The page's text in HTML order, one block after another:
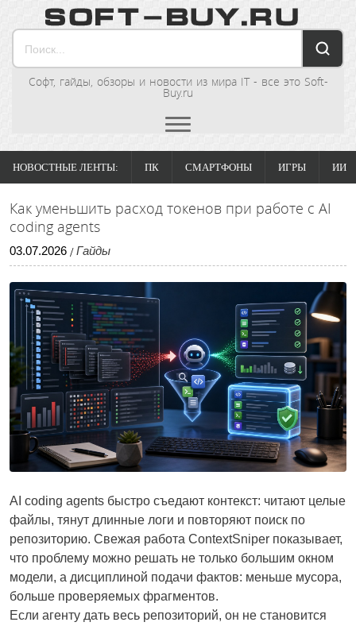
Софт, гайды, обзоры и новости из мира IT - все это Soft-
Buy.ru
НОВОСТНЫЕ ЛЕНТЫ: ПК СМАРТФОНЫ ИГРЫ ИИ
Как уменьшить расход токенов при работе с AI
coding agents
03.07.2026 / Гайды
AI coding agents быстро съедают контекст: читают целые
файлы, тянут длинные логи и повторяют поиск по
репозиторию. Свежая работа ContextSniper показывает,
что проблему можно решать не только большим окном
модели, а дисциплиной подачи фактов: меньше мусора,
больше проверяемых фрагментов.
Если агенту дать весь репозиторий, он не становится